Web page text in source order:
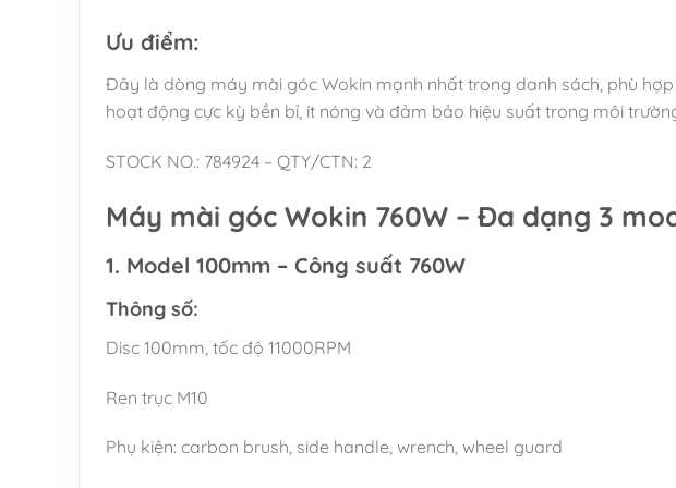
Ưu điểm:
Đây là dòng máy mài góc Wokin mạnh nhất trong danh sách, phù
hoạt động cực kỳ bền bỉ, ít nóng và đảm bảo hiệu suất trong môi
STOCK NO.: 784924 – QTY/CTN: 2
Máy mài góc Wokin 760W – Đa dạng 3
1. Model 100mm – Công suất 760W
Thông số:
Disc 100mm, tốc độ 11000RPM
Ren trục M10
Phụ kiện: carbon brush, side handle, wrench, wheel guard